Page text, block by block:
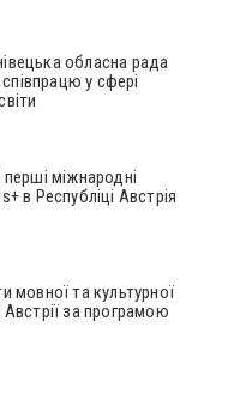
обласна рада
у сфері
міжнародні
в Республіці Австрія
мовної та культурної
Австрії за програмою